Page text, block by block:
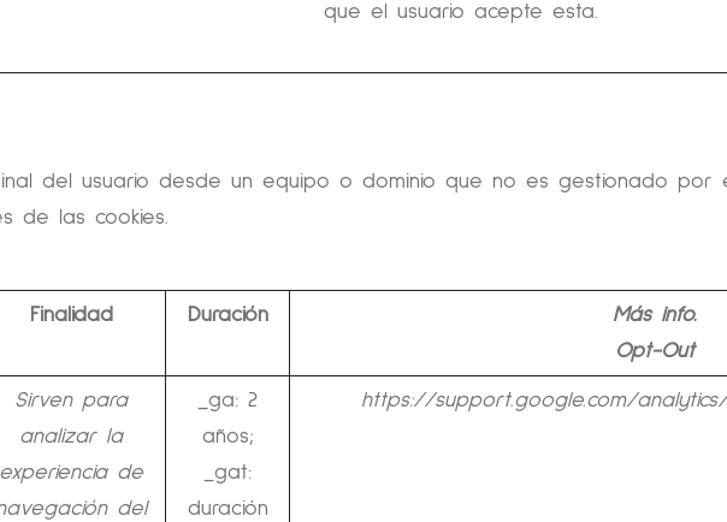
que el usuario acepte esta.
del usuario desde un equipo o dominio que no es gestionado por
de las cookies.
Finalidad Duración
Más info.
Opt-Out
Sirven para
analizar la
experiencia de
del
_ga: 2
años;
_gat:
duración
https://support.google.com/analytics/